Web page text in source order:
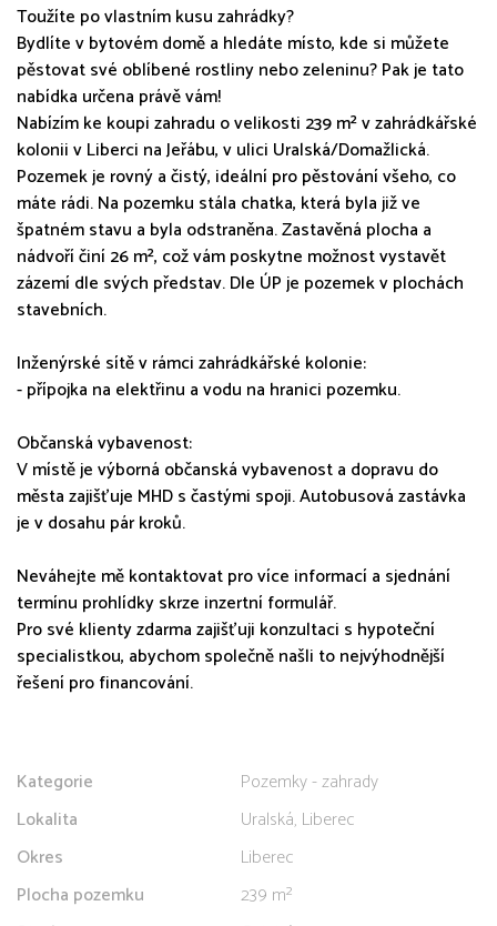
Toužíte po vlastním kusu zahrádky?
Bydlíte v bytovém domě a hledáte místo, kde si můžete
pěstovat své oblíbené rostliny nebo zeleninu? Pak je tato
nabídka určena právě vám!
Nabízím ke koupi zahradu o velikosti 239 m² v zahrádkářské
kolonii v Liberci na Jeřábu, v ulici Uralská/Domažlická.
Pozemek je rovný a čistý, ideální pro pěstování všeho, co
máte rádi. Na pozemku stála chatka, která byla již ve
špatném stavu a byla odstraněna. Zastavěná plocha a
nádvoří činí 26 m², což vám poskytne možnost vystavět
zázemí dle svých představ. Dle ÚP je pozemek v plochách
stavebních.
Inženýrské sítě v rámci zahrádkářské kolonie:
- přípojka na elektřinu a vodu na hranici pozemku.
Občanská vybavenost:
V místě je výborná občanská vybavenost a dopravu do
města zajišťuje MHD s častými spoji. Autobusová zastávka
je v dosahu pár kroků.
Neváhejte mě kontaktovat pro více informací a sjednání
termínu prohlídky skrze inzertní formulář.
Pro své klienty zdarma zajišťuji konzultaci s hypoteční
specialistkou, abychom společně našli to nejvýhodnější
řešení pro financování.
Kategorie
Pozemky - zahrady
Lokalita
Uralská, Liberec
Okres
Liberec
Plocha pozemku
239 m²